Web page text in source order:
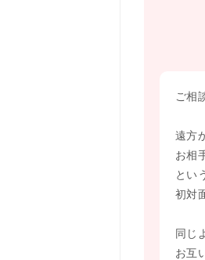
ご相
遠方
お相
とい
初対
同じ
お互